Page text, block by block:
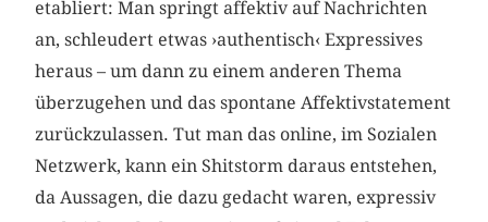
etabliert: Man springt affektiv auf Nachrichten
an, schleudert etwas ›authentisch‹ Expressives
heraus – um dann zu einem anderen Thema
überzugehen und das spontane Affektivstatement
zurückzulassen. Tut man das online, im Sozialen
Netzwerk, kann ein Shitstorm daraus entstehen,
da Aussagen, die dazu gedacht waren, expressiv